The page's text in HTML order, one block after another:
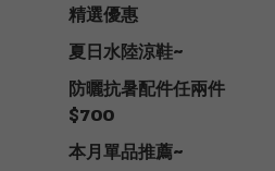
精選優惠
夏日水陸涼鞋~
防曬抗暑配件任兩件
$700
本月單品推薦~